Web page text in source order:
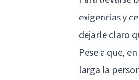
exigencias y
dejarle claro
Pese a que,
larga la